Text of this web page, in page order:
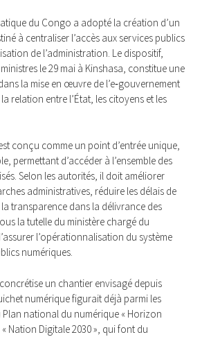
du Congo a adopté la création d’un
à centraliser l’accès aux services publics
de l’administration. Le dispositif,
le 29 mai à Kinshasa, constitue une
la mise en œuvre de l’e‑gouvernement
relation entre l’État, les citoyens et les
conçu comme un point d’entrée unique,
permettant d’accéder à l’ensemble des
Selon les autorités, il doit améliorer
administratives, réduire les délais de
transparence dans la délivrance des
la tutelle du ministère chargé du
l’opérationnalisation du système
numériques.
un chantier envisagé depuis
numérique figurait déjà parmi les
national du numérique « Horizon
Nation Digitale 2030 », qui font du